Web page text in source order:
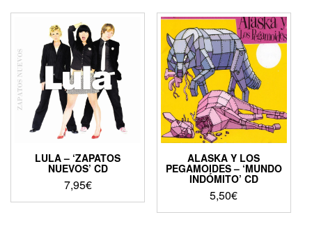
LULA – ‘ZAPATOS
NUEVOS’ CD
7,95€
ALASKA Y LOS
PEGAMOIDES – ‘MUNDO
INDÓMITO’ CD
5,50€